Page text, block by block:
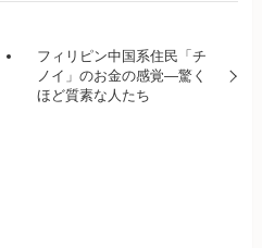
フィリピン中国系住民「チ
ノイ」のお金の感覚—驚く
ほど質素な人たち